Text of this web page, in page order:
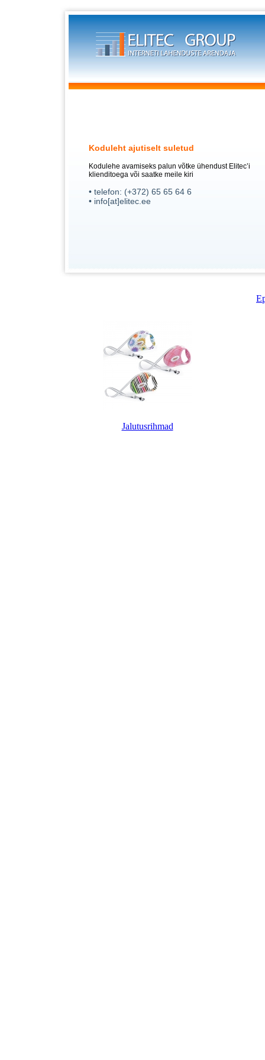
Koduleht ajutiselt suletud
Kodulehe avamiseks palun võtke ühendust Elitec’i
klienditoega või saatke meile kiri
• telefon: (+372) 65 65 64 6
• info[at]elitec.ee
Jalutusrihmad